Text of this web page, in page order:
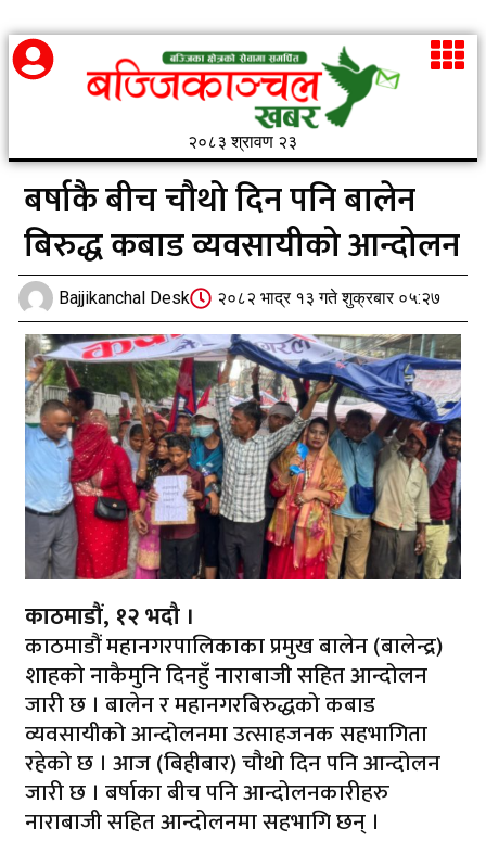
२०८३ श्रावण २३
बर्षाकै बीच चौथो दिन पनि बालेन
बिरुद्ध कबाड व्यवसायीको आन्दोलन
Bajjikanchal Desk २०८२ भाद्र १३ गते शुक्रबार ०५:२७
काठमाडौं, १२ भदौ ।
काठमाडौं महानगरपालिकाका प्रमुख बालेन (बालेन्द्र)
शाहको नाकैमुनि दिनहुँ नाराबाजी सहित आन्दोलन
जारी छ । बालेन र महानगरबिरुद्धको कबाड
व्यवसायीको आन्दोलनमा उत्साहजनक सहभागिता
रहेको छ । आज (बिहीबार) चौथो दिन पनि आन्दोलन
जारी छ । बर्षाका बीच पनि आन्दोलनकारीहरु
नाराबाजी सहित आन्दोलनमा सहभागि छन् ।